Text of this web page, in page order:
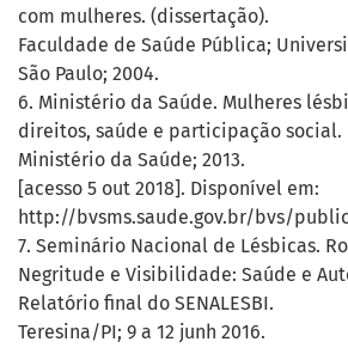
com mulheres. (dissertação).
Faculdade de Saúde Pública;
São Paulo; 2004.
6. Ministério da Saúde. Mulheres
direitos, saúde e participação social.
Ministério da Saúde; 2013.
[acesso 5 out 2018]. Disponível em:
http://bvsms.saude.gov.br/bvs/
7. Seminário Nacional de Lésbicas.
Negritude e Visibilidade: Saúde e
Relatório final do SENALESBI.
Teresina/PI; 9 a 12 junh 2016.